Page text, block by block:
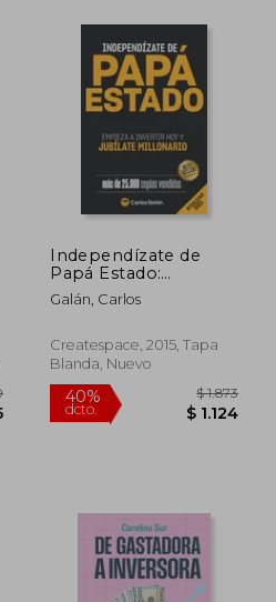
40%
dcto.
Independízate de
Papá Estado:
empieza a invertir
hoy y jubílate
Galán, Carlos
Createspace, 2015, Tapa
Blanda, Nuevo